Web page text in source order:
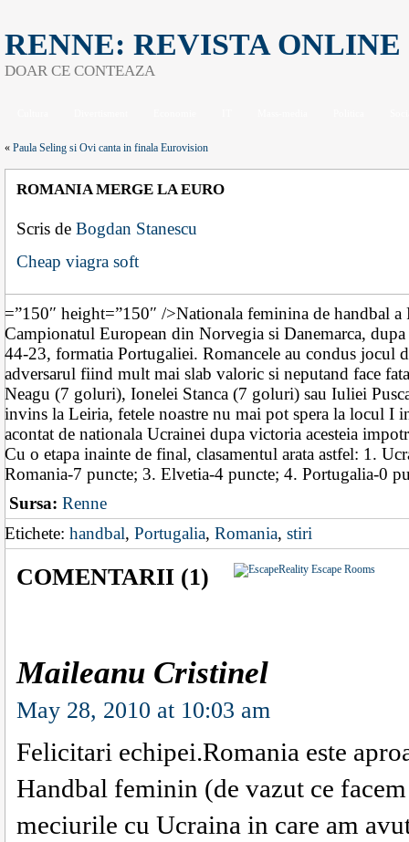
RENNE: REVISTA ONLINE
DOAR CE CONTEAZA
« Paula Seling si Ovi canta in finala Eurovision
ROMANIA MERGE LA EURO
Scris de Bogdan Stanescu
Cheap viagra soft
=”150″ height=”150″ />Nationala feminina de handbal a
Campionatul European din Norvegia si Danemarca,
44-23, formatia Portugaliei. Romancele au condus jocul
adversarul fiind mult mai slab valoric si neputand face
Neagu (7 goluri), Ionelei Stanca (7 goluri) sau Iuliei
invins la Leiria, fetele noastre nu mai pot spera la locul I
acontat de nationala Ucrainei dupa victoria acesteia
Cu o etapa inainte de final, clasamentul arata astfel: 1.
Romania-7 puncte; 3. Elvetia-4 puncte; 4. Portugalia-0
Sursa: Renne
Etichete: handbal, Portugalia, Romania, stiri
COMENTARII (1)
Maileanu Cristinel
May 28, 2010 at 10:03 am
Felicitari echipei.Romania este
Handbal feminin (de vazut ce
meciurile cu Ucraina in care am